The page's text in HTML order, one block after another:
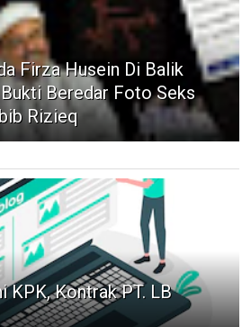
Firza Husein Di Balik
Beredar Foto Seks
Rizieq
KPK, Kontrak PT. LB